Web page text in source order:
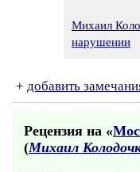
Михаил
нарушении
+ добавить
Рецензия на «
(Михаил